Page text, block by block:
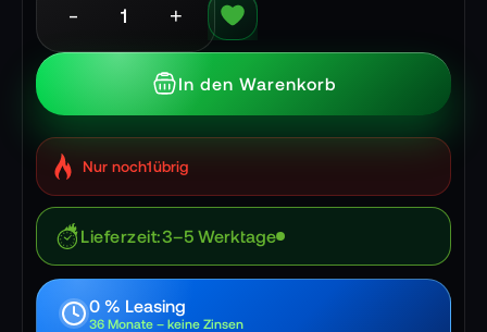
- +
In den Warenkorb
Nur noch1übrig
Lieferzeit 3–5 Werktage
0 % Leasing
36 Monate – keine Zinsen